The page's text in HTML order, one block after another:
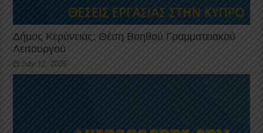
Δήμος Κερύνειας: Θέση Βοηθού Γραμματειακού
Λειτουργού
July 12, 2026